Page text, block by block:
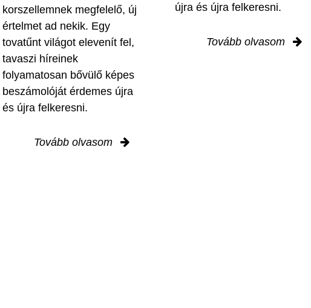
korszellemnek megfelelő, új
értelmet ad nekik. Egy
tovatűnt világot elevenít fel,
tavaszi híreinek
folyamatosan bővülő képes
beszámolóját érdemes újra
és újra felkeresni.
Tovább olvasom
újra és újra felkeresni.
Tovább olvasom